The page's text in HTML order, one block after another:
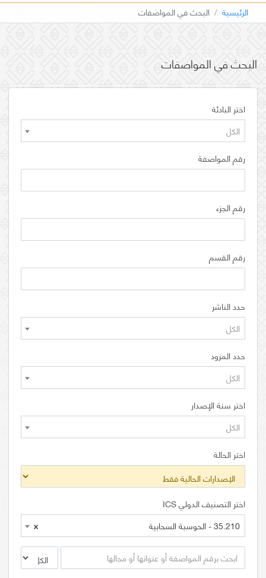
الرئيسية البحث في المواصفات
البحث في المواصفات
اختر البادئة
الكل
رقم المواصفة
رقم الجزء
رقم القسم
حدد الناشر
الكل
حدد المزود
الكل
اختر سنة الإصدار
الكل
اختر الحالة
اختر التصنيف الدولي ICS
×
35.210 - الحوسبة السحابية